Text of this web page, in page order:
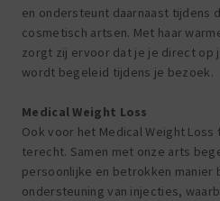
en ondersteunt daarnaast tijdens
cosmetisch artsen. Met haar
zorgt zij ervoor dat je je direct op
wordt begeleid tijdens je bezoek.
Medical Weight Loss
Ook voor het Medical Weight Loss
terecht. Samen met onze arts
persoonlijke en betrokken manier
ondersteuning van injecties,